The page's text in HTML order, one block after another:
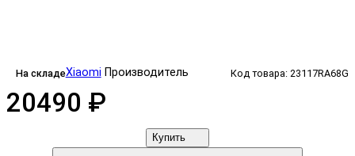
На складе Код товара: 23117RA68G
Xiaomi Производитель
20490 ₽
Купить